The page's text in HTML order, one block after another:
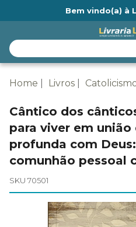
Bem vindo(a) à
Home Livros
Cântico dos
para viver em união
profunda com
comunhão pessoal
SKU 70501